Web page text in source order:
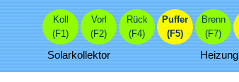
Koll
(F1)
Vorl
(F2)
Rück
(F4)
Puffer
(F5)
Brenn
(F7)
Solarkollektor Heizung